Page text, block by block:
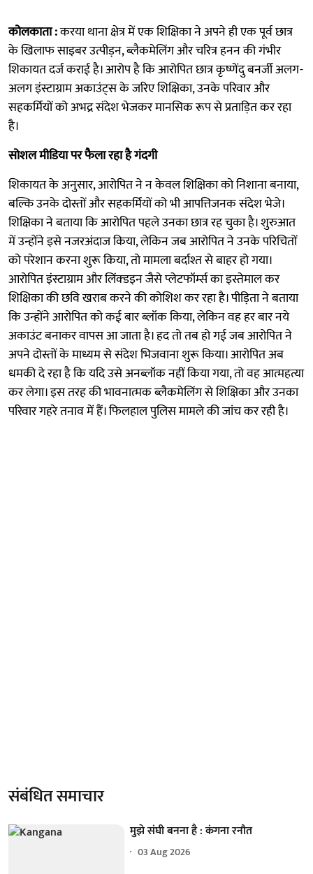
कोलकाता :करया थाना क्षेत्र में एक शिक्षिका ने अपने ही एक पूर्व छात्र
के खिलाफ साइबर उत्पीड़न, ब्लैकमेलिंग और चरित्र हनन की गंभीर
शिकायत दर्ज कराई है। आरोप है कि आरोपित छात्र कृष्णेंदु बनर्जी अलग-
अलग इंस्टाग्राम अकाउंट्स के जरिए शिक्षिका, उनके परिवार और
सहकर्मियों को अभद्र संदेश भेजकर मानसिक रूप से प्रताड़ित कर रहा
है।
सोशल मीडिया पर फैला रहा है गंदगी
शिकायत के अनुसार, आरोपित ने न केवल शिक्षिका को निशाना बनाया,
बल्कि उनके दोस्तों और सहकर्मियों को भी आपत्तिजनक संदेश भेजे।
शिक्षिका ने बताया कि आरोपित पहले उनका छात्र रह चुका है। शुरुआत
में उन्होंने इसे नजरअंदाज किया, लेकिन जब आरोपित ने उनके परिचितों
को परेशान करना शुरू किया, तो मामला बर्दाश्त से बाहर हो गया।
आरोपित इंस्टाग्राम और लिंक्डइन जैसे प्लेटफॉर्म्स का इस्तेमाल कर
शिक्षिका की छवि खराब करने की कोशिश कर रहा है। पीड़िता ने बताया
कि उन्होंने आरोपित को कई बार ब्लॉक किया, लेकिन वह हर बार नये
अकाउंट बनाकर वापस आ जाता है। हद तो तब हो गई जब आरोपित ने
अपने दोस्तों के माध्यम से संदेश भिजवाना शुरू किया। आरोपित अब
धमकी दे रहा है कि यदि उसे अनब्लॉक नहीं किया गया, तो वह आत्महत्या
कर लेगा। इस तरह की भावनात्मक ब्लैकमेलिंग से शिक्षिका और उनका
परिवार गहरे तनाव में हैं। फिलहाल पुलिस मामले की जांच कर रही है।
संबंधित समाचार
मुझे संघी बनना है : कंगना रनौत
03 Aug 2026